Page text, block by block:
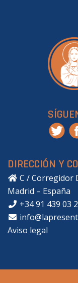
DIRECCIÓN Y
C / Corregidor
Madrid – España
+34 91 439 03
Aviso legal